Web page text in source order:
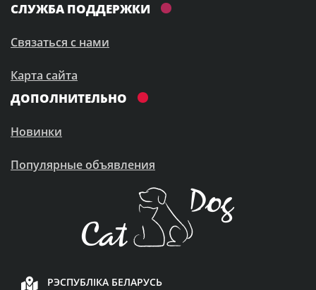
СЛУЖБА ПОДДЕРЖКИ
Связаться с нами
Карта сайта
ДОПОЛНИТЕЛЬНО
Новинки
Популярные объявления
РЭСПУБЛІКА БЕЛАРУСЬ